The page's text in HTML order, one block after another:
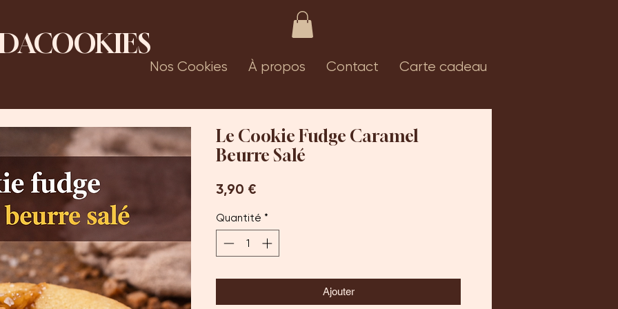
Nos Cookies À propos Contact Carte cadeau
Le Cookie Fudge Caramel
Beurre Salé
3,90 €
Quantité *
Ajouter